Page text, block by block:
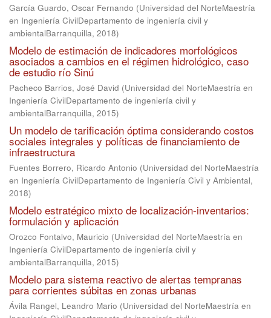
García Guardo, Oscar Fernando (Universidad del NorteMaestría
en Ingeniería CivilDepartamento de ingeniería civil y
ambientalBarranquilla, 2018)
Modelo de estimación de indicadores morfológicos
asociados a cambios en el régimen hidrológico, caso
de estudio río Sinú
Pacheco Barrios, José David (Universidad del NorteMaestría en
Ingeniería CivilDepartamento de ingeniería civil y
ambientalBarranquilla, 2015)
Un modelo de tarificación óptima considerando costos
sociales integrales y políticas de financiamiento de
infraestructura
Fuentes Borrero, Ricardo Antonio (Universidad del NorteMaestría
en Ingeniería CivilDepartamento de Ingeniería Civil y Ambiental,
2018)
Modelo estratégico mixto de localización-inventarios:
formulación y aplicación
Orozco Fontalvo, Mauricio (Universidad del NorteMaestría en
Ingeniería CivilDepartamento de ingeniería civil y
ambientalBarranquilla, 2015)
Modelo para sistema reactivo de alertas tempranas
para corrientes súbitas en zonas urbanas
Ávila Rangel, Leandro Mario (Universidad del NorteMaestría en